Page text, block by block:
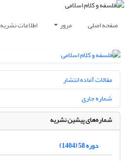
صفحه اصلی مرور اطلاعات نشریه
مقالات آماده انتشار
شماره جاری
شماره‌های پیشین نشریه
دوره 58 (1404)